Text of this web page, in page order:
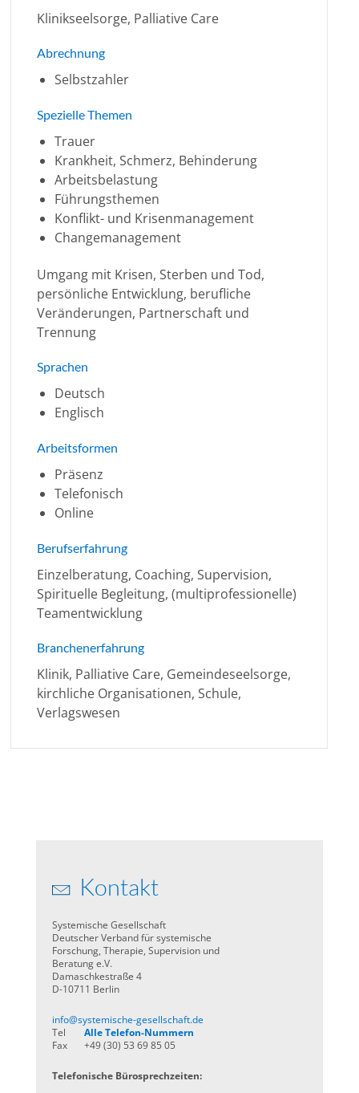
Klinikseelsorge, Palliative Care
Abrechnung
Selbstzahler
Spezielle Themen
Trauer
Krankheit, Schmerz, Behinderung
Arbeitsbelastung
Führungsthemen
Konflikt- und Krisenmanagement
Changemanagement
Umgang mit Krisen, Sterben und Tod,
persönliche Entwicklung, berufliche
Veränderungen, Partnerschaft und
Trennung
Sprachen
Deutsch
Englisch
Arbeitsformen
Präsenz
Telefonisch
Online
Berufserfahrung
Einzelberatung, Coaching, Supervision,
Spirituelle Begleitung, (multiprofessionelle)
Teamentwicklung
Branchenerfahrung
Klinik, Palliative Care, Gemeindeseelsorge,
kirchliche Organisationen, Schule,
Verlagswesen
Kontakt
Systemische Gesellschaft
Deutscher Verband für systemische
Forschung, Therapie, Supervision und
Beratung e.V.
Damaschkestraße 4
D-10711 Berlin
info@systemische-gesellschaft.de
Tel
Alle Telefon-Nummern
Fax
+49 (30) 53 69 85 05
Telefonische Bürosprechzeiten: